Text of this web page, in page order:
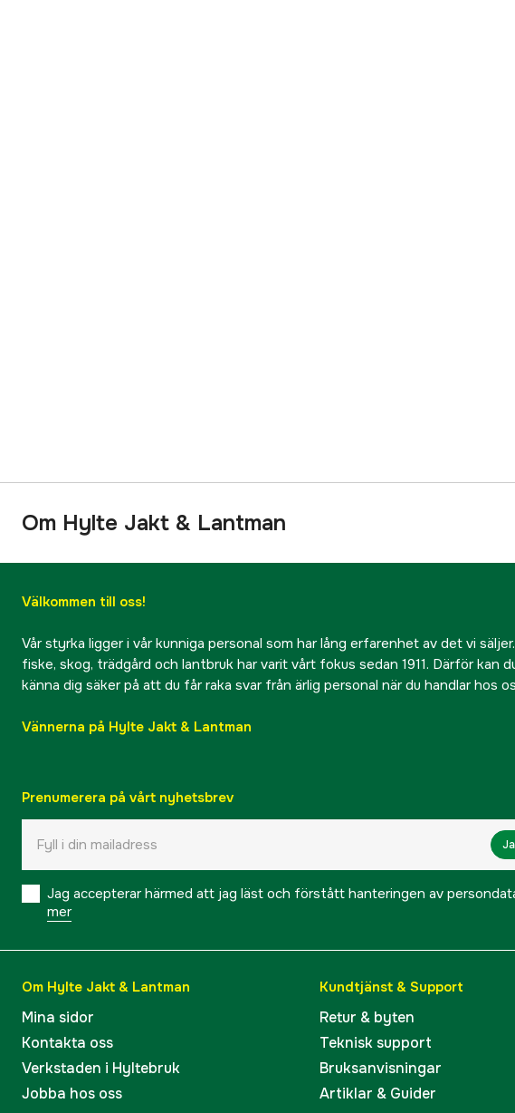
Om Hylte Jakt & Lantman
Välkommen till oss!
Vår styrka ligger i vår kunniga personal som har lång erfarenhet av det vi
fiske, skog, trädgård och lantbruk har varit vårt fokus sedan 1911. Därför kan
känna dig säker på att du får raka svar från ärlig personal när du handlar hos
Vännerna på Hylte Jakt & Lantman
Prenumerera på vårt nyhetsbrev
Jag accepterar härmed att jag läst och förstått hanteringen av
mer
Om Hylte Jakt & Lantman
Mina sidor
Kontakta oss
Verkstaden i Hyltebruk
Jobba hos oss
Kundtjänst & Support
Retur & byten
Teknisk support
Bruksanvisningar
Artiklar & Guider